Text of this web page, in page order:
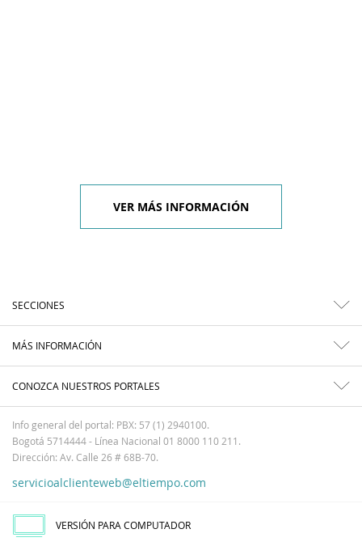
VER MÁS INFORMACIÓN
SECCIONES
MÁS INFORMACIÓN
CONOZCA NUESTROS PORTALES
Info general del portal: PBX: 57 (1) 2940100.
Bogotá 5714444 - Línea Nacional 01 8000 110 211.
Dirección: Av. Calle 26 # 68B-70.
servicioalclienteweb@eltiempo.com
VERSIÓN PARA COMPUTADOR